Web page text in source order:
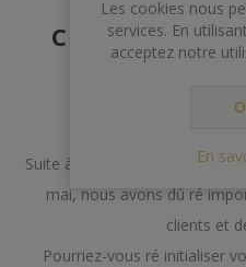
CLIENTS
UN
Suite à un incident lors de la
mai, nous avons dû ré
clients et
Pourriez-vous ré initialiser
Les cookies nous
services. En
acceptez notre
En